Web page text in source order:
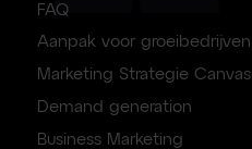
FAQ
Aanpak voor groeibedrijven
Marketing Strategie Canvas
Demand generation
Business Marketing